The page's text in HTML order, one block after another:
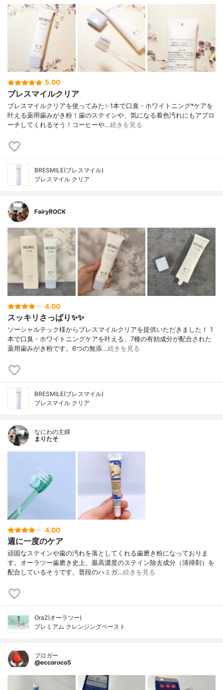
5.00
ブレスマイルクリア
ブレスマイルクリアを使ってみた✨1本で口臭・ホワイトニング*ケアを
叶える薬用歯みがき粉！歯のステインや、気になる着色汚れにもアプロ
ーチしてくれるそう！コーヒーや…続きを見る
BRESMILE(ブレスマイル)
ブレスマイル クリア
FairyROCK
4.00
スッキリさっぱり✨✨
ソーシャルテック様からブレスマイルクリアを提供いただきました！ 1
本で口臭・ホワイトニングケアを叶える、7種の有効成分が配合された
薬用歯みがき粉です。6つの無添…続きを見る
BRESMILE(ブレスマイル)
ブレスマイル クリア
なにわの主婦
まりたそ
4.00
週に一度のケア
頑固なステインや歯の汚れを落としてくれる歯磨き粉になっておりま
す。オーラツー歯磨き史上、最高濃度のステイン除去成分（清掃剤）を
配合しているそうです。普段のハミガ…続きを見る
Ora2(オーラツー)
プレミアム クレンジングペースト
ブロガー
@eccoroco5